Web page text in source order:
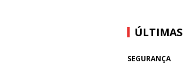
ÚLTIMAS
SEGURANÇA